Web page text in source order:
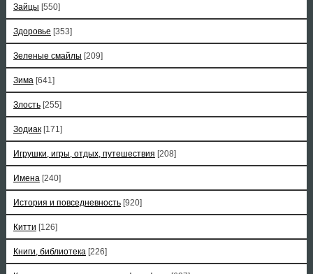
Зайцы [550]
Здоровье [353]
Зеленые смайлы [209]
Зима [641]
Злость [255]
Зодиак [171]
Игрушки, игры, отдых, путешествия [208]
Имена [240]
История и повседневность [920]
Китти [126]
Книги, библиотека [226]